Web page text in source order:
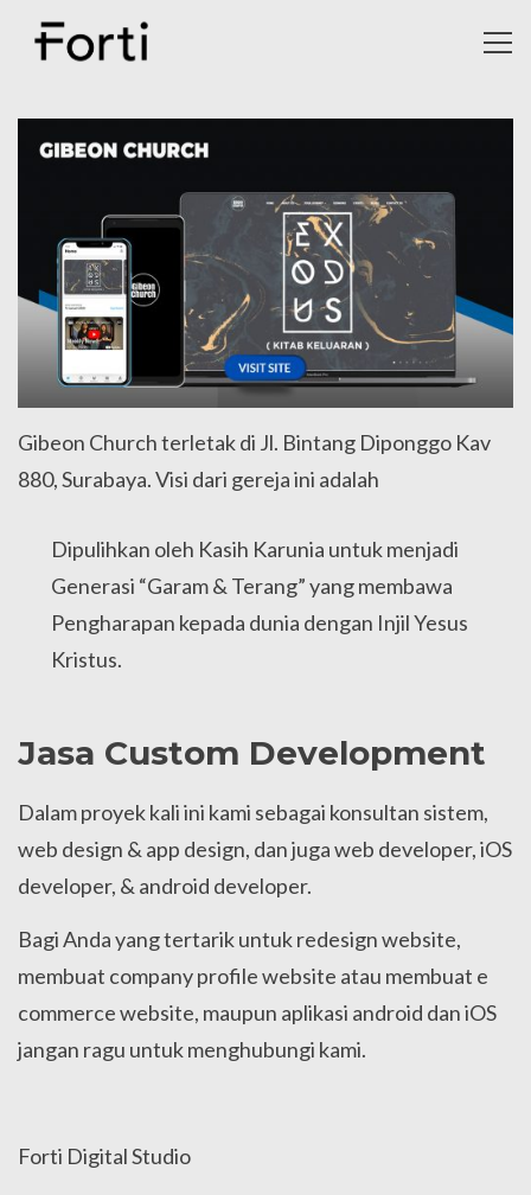
Gibeon Church terletak di Jl. Bintang Diponggo Kav
880, Surabaya. Visi dari gereja ini adalah
Dipulihkan oleh Kasih Karunia untuk menjadi
Generasi “Garam & Terang” yang membawa
Pengharapan kepada dunia dengan Injil Yesus
Kristus.
Jasa Custom Development
Dalam proyek kali ini kami sebagai konsultan sistem,
web design & app design, dan juga web developer, iOS
developer, & android developer.
Bagi Anda yang tertarik untuk redesign website,
membuat company profile website atau membuat e
commerce website, maupun aplikasi android dan iOS
jangan ragu untuk menghubungi kami.
Forti Digital Studio